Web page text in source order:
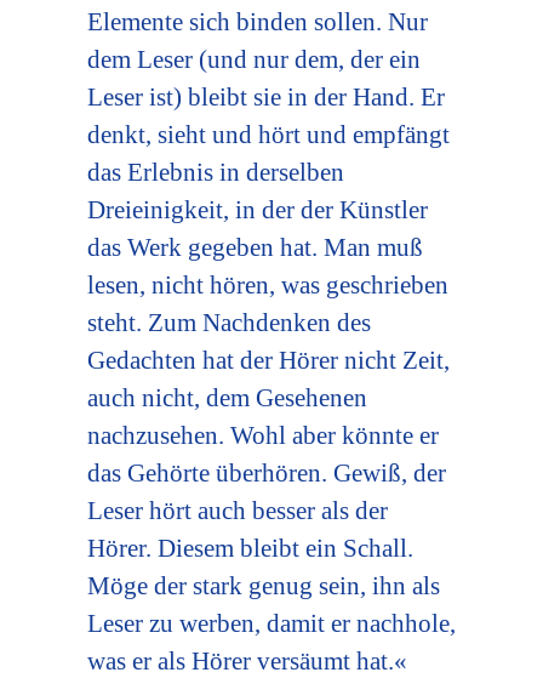
Elemente sich binden sollen. Nur
dem Leser (und nur dem, der ein
Leser ist) bleibt sie in der Hand. Er
denkt, sieht und hört und empfängt
das Erlebnis in derselben
Dreieinigkeit, in der der Künstler
das Werk gegeben hat. Man muß
lesen, nicht hören, was geschrieben
steht. Zum Nachdenken des
Gedachten hat der Hörer nicht Zeit,
auch nicht, dem Gesehenen
nachzusehen. Wohl aber könnte er
das Gehörte überhören. Gewiß, der
Leser hört auch besser als der
Hörer. Diesem bleibt ein Schall.
Möge der stark genug sein, ihn als
Leser zu werben, damit er nachhole,
was er als Hörer versäumt hat.«